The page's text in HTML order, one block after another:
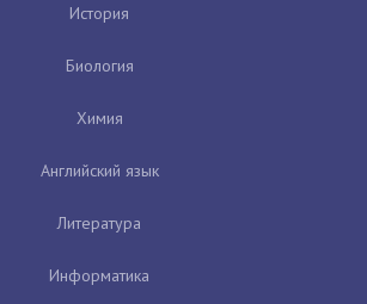
История
Биология
Химия
Английский язык
Литература
Информатика